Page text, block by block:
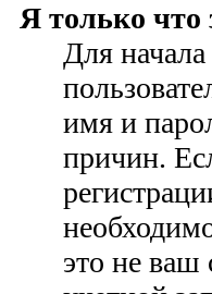
Я только что
Для
имя и
причин.
это не ваш